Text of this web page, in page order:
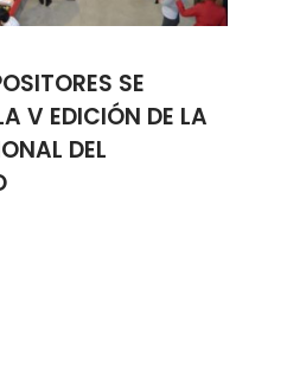
SE
V EDICIÓN DE LA
DEL